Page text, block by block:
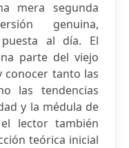
mera segunda
genuina,
al día. El
parte del viejo
conocer tanto las
las tendencias
y la médula de
lector también
teórica inicial